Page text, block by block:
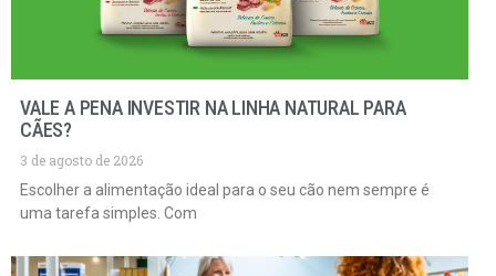
VALE A PENA INVESTIR NA LINHA NATURAL PARA
CÃES?
3 de agosto de 2026
Escolher a alimentação ideal para o seu cão nem sempre é
uma tarefa simples. Com